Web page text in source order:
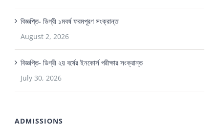
বিজ্ঞপ্তি- ডিগ্রী ১মবর্ষ ফরমপূরণ সংক্রান্ত
August 2, 2026
বিজ্ঞপ্তি- ডিগ্রী ২য় বর্ষের ইনকোর্স পরীক্ষার সংক্রান্ত
July 30, 2026
ADMISSIONS